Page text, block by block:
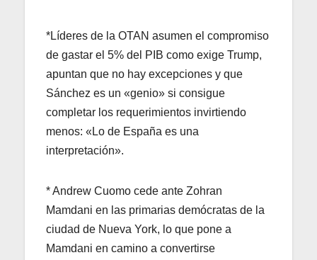
*Líderes de la OTAN asumen el compromiso
de gastar el 5% del PIB como exige Trump,
apuntan que no hay excepciones y que
Sánchez es un «genio» si consigue
completar los requerimientos invirtiendo
menos: «Lo de España es una
interpretación».
* Andrew Cuomo cede ante Zohran
Mamdani en las primarias demócratas de la
ciudad de Nueva York, lo que pone a
Mamdani en camino a convertirse